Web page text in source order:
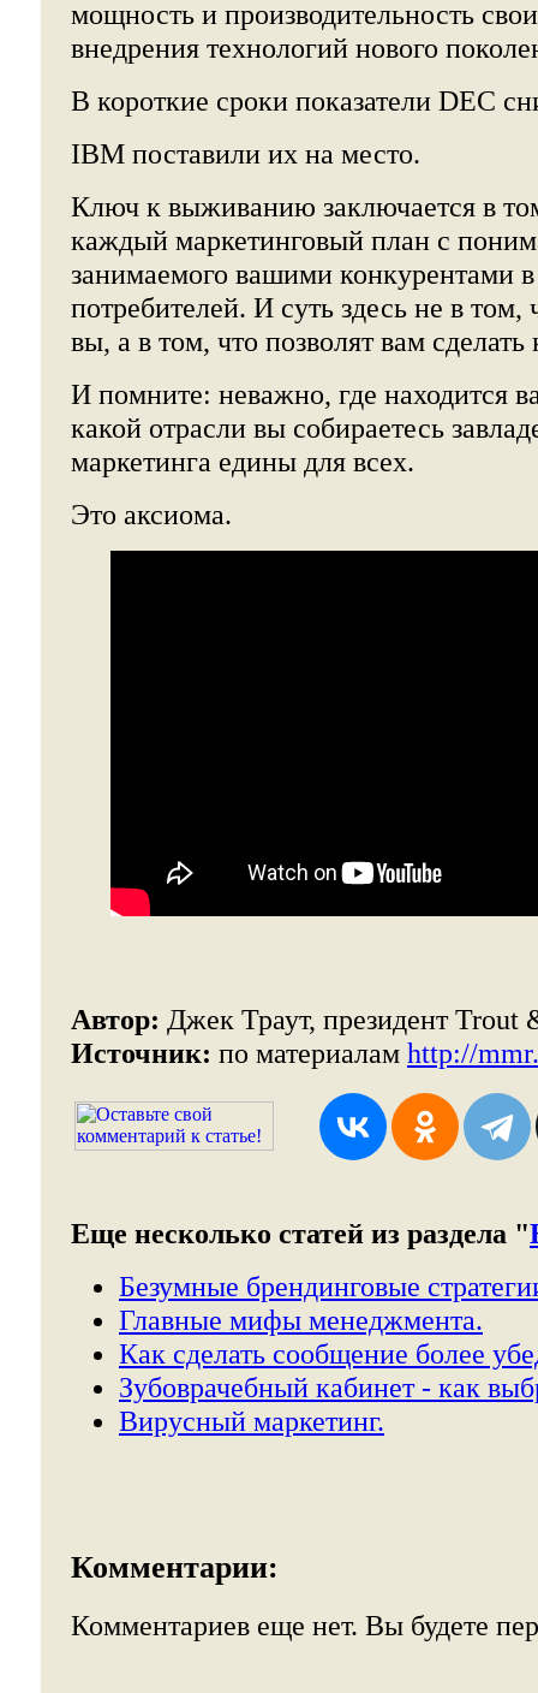
мощность и производительность
внедрения технологий нового
В короткие сроки показатели DEC
IBM поставили их на место.
Ключ к выживанию заключается в
каждый маркетинговый план с
занимаемого вашими конкурентами
потребителей. И суть здесь не в том,
вы, а в том, что позволят вам
И помните: неважно, где находится
какой отрасли вы собираетесь
маркетинга едины для всех.
Это аксиома.
Автор: Джек Траут, президент Trout
Источник: по материалам http://
Еще несколько статей из раздела "
Безумные брендинговые
Главные мифы менеджмента.
Как сделать сообщение более
Зубоврачебный кабинет - как
Вирусный маркетинг.
Комментарии:
Комментариев еще нет. Вы будете